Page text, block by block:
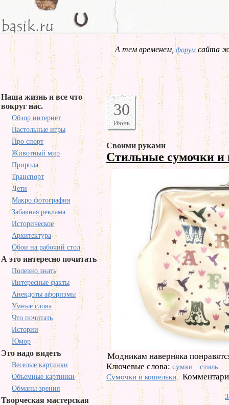
А тем временем,форум сайта
Наша жизнь и все что
вокруг нас.
Обзор интернет
Настольные игры
Про спорт
Животный мир
Природа
Транспорт
Дети
Макро фотография
Забавная реклама
Историческое
Архитектура
Обои на рабочий стол
А это интересно почитать
Полезно знать
Интересные факты
Анекдоты афоризмы
Умные слова
Что почитать
Истории
Юмор
Это надо видеть
Веселые картинки
Объемные картинки
Обманы зрения
Творческая мастерская
30
Июнь
Своими руками
Стильные сумочки
Модникам наверняка
Ключевые слова: сумки
стиль
Сумочки и кошельки